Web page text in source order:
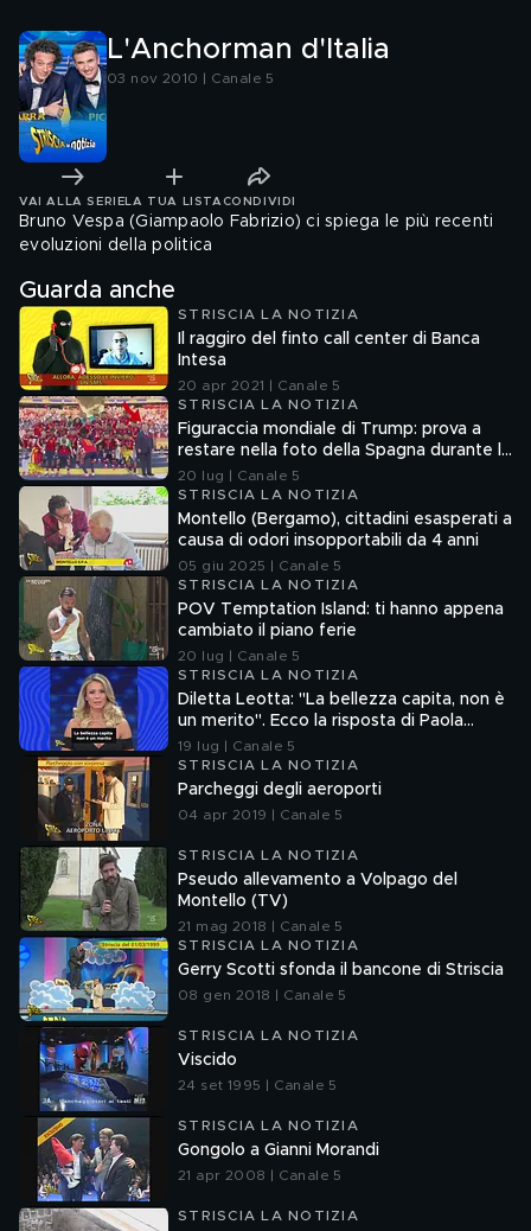
L'Anchorman d'Italia
03 nov 2010 | Canale 5
VAI ALLA SERIE LA TUA LISTA CONDIVIDI
Bruno Vespa (Giampaolo Fabrizio) ci spiega le più recenti
evoluzioni della politica
Guarda anche
STRISCIA LA NOTIZIA
Il raggiro del finto call center di Banca
Intesa
20 apr 2021 | Canale 5
STRISCIA LA NOTIZIA
Figuraccia mondiale di Trump: prova a
restare nella foto della Spagna durante la
premiazione
20 lug | Canale 5
STRISCIA LA NOTIZIA
Montello (Bergamo), cittadini esasperati a
causa di odori insopportabili da 4 anni
05 giu 2025 | Canale 5
STRISCIA LA NOTIZIA
POV Temptation Island: ti hanno appena
cambiato il piano ferie
20 lug | Canale 5
STRISCIA LA NOTIZIA
Diletta Leotta: "La bellezza capita, non è
un merito". Ecco la risposta di Paola
Ferrari
19 lug | Canale 5
STRISCIA LA NOTIZIA
Parcheggi degli aeroporti
04 apr 2019 | Canale 5
STRISCIA LA NOTIZIA
Pseudo allevamento a Volpago del
Montello (TV)
21 mag 2018 | Canale 5
STRISCIA LA NOTIZIA
Gerry Scotti sfonda il bancone di Striscia
08 gen 2018 | Canale 5
STRISCIA LA NOTIZIA
Viscido
24 set 1995 | Canale 5
STRISCIA LA NOTIZIA
Gongolo a Gianni Morandi
21 apr 2008 | Canale 5
STRISCIA LA NOTIZIA